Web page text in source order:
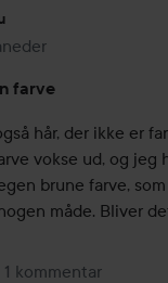
blev oprettet 4
farve
hår, der ikke er
vokse ud, og jeg
brune farve,
måde. Bliver
1 kommentar